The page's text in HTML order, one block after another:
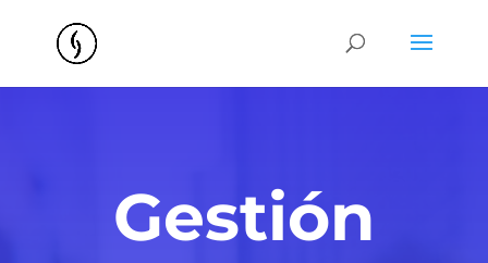
Gestión